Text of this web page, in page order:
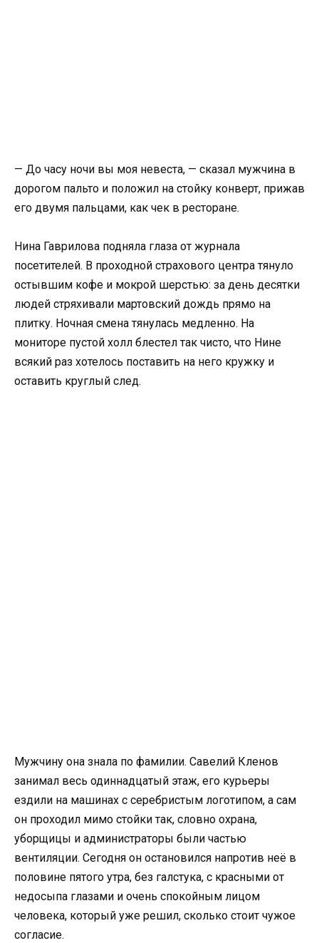
— До часу ночи вы моя невеста, — сказал мужчина в
дорогом пальто и положил на стойку конверт, прижав
его двумя пальцами, как чек в ресторане.
Нина Гаврилова подняла глаза от журнала
посетителей. В проходной страхового центра тянуло
остывшим кофе и мокрой шерстью: за день десятки
людей стряхивали мартовский дождь прямо на
плитку. Ночная смена тянулась медленно. На
мониторе пустой холл блестел так чисто, что Нине
всякий раз хотелось поставить на него кружку и
оставить круглый след.
Мужчину она знала по фамилии. Савелий Кленов
занимал весь одиннадцатый этаж, его курьеры
ездили на машинах с серебристым логотипом, а сам
он проходил мимо стойки так, словно охрана,
уборщицы и администраторы были частью
вентиляции. Сегодня он остановился напротив неё в
половине пятого утра, без галстука, с красными от
недосыпа глазами и очень спокойным лицом
человека, который уже решил, сколько стоит чужое
согласие.